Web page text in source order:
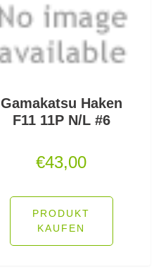
Gamakatsu Haken
F11 11P N/L #6
€43,00
PRODUKT
KAUFEN